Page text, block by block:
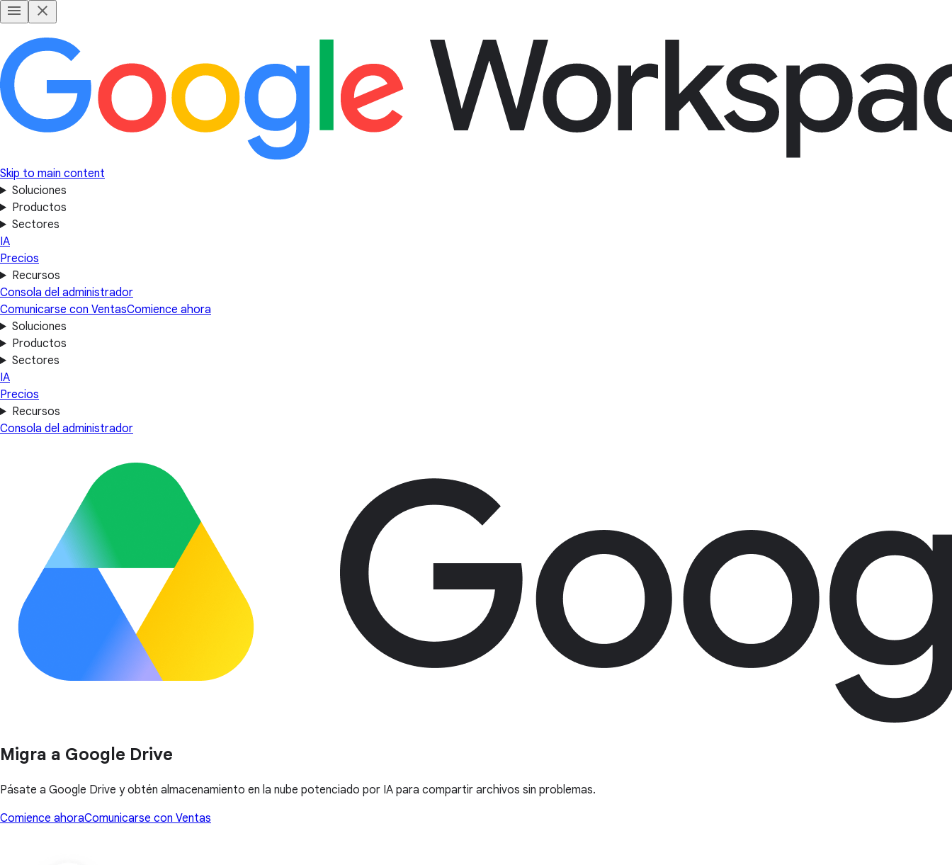
Skip to main content
Soluciones
Productos
Sectores
IA
Precios
Recursos
Consola del administrador
Comunicarse con VentasComience ahora
Soluciones
Productos
Sectores
IA
Precios
Recursos
Consola del administrador
Migra a Google Drive
Pásate a Google Drive y obtén almacenamiento en la nube potenciado por IA para compartir archivos sin problemas.
Comience ahoraComunicarse con Ventas